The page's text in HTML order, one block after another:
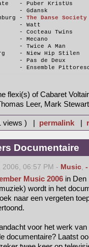
- Puber KristUs
- Gdansk
- The Danse Society
- Watt
- Cocteau Twins
- Mecano
- Twice A Man
- Niew Hip Stilen
- Pas de Deux
- Ensemble
flexi(s) of Cabaret
Leer, Mark
views ) | permalink|
Documentaire
2006, 06:57 PM - Music, -
Music 2006in Den
wordt in het
naar een vergeten
voor het werk
documentaire? Laatst